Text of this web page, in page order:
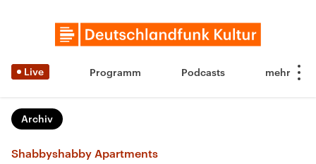
Live Programm Podcasts
Archiv
Shabbyshabby Apartments